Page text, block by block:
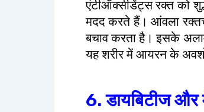
एंटीऑक्सीडेंट्स रक्त को
मदद करते हैं। आंवला
बचाव करता है। इसके
यह शरीर में आयरन के
6. डायबिटीज और